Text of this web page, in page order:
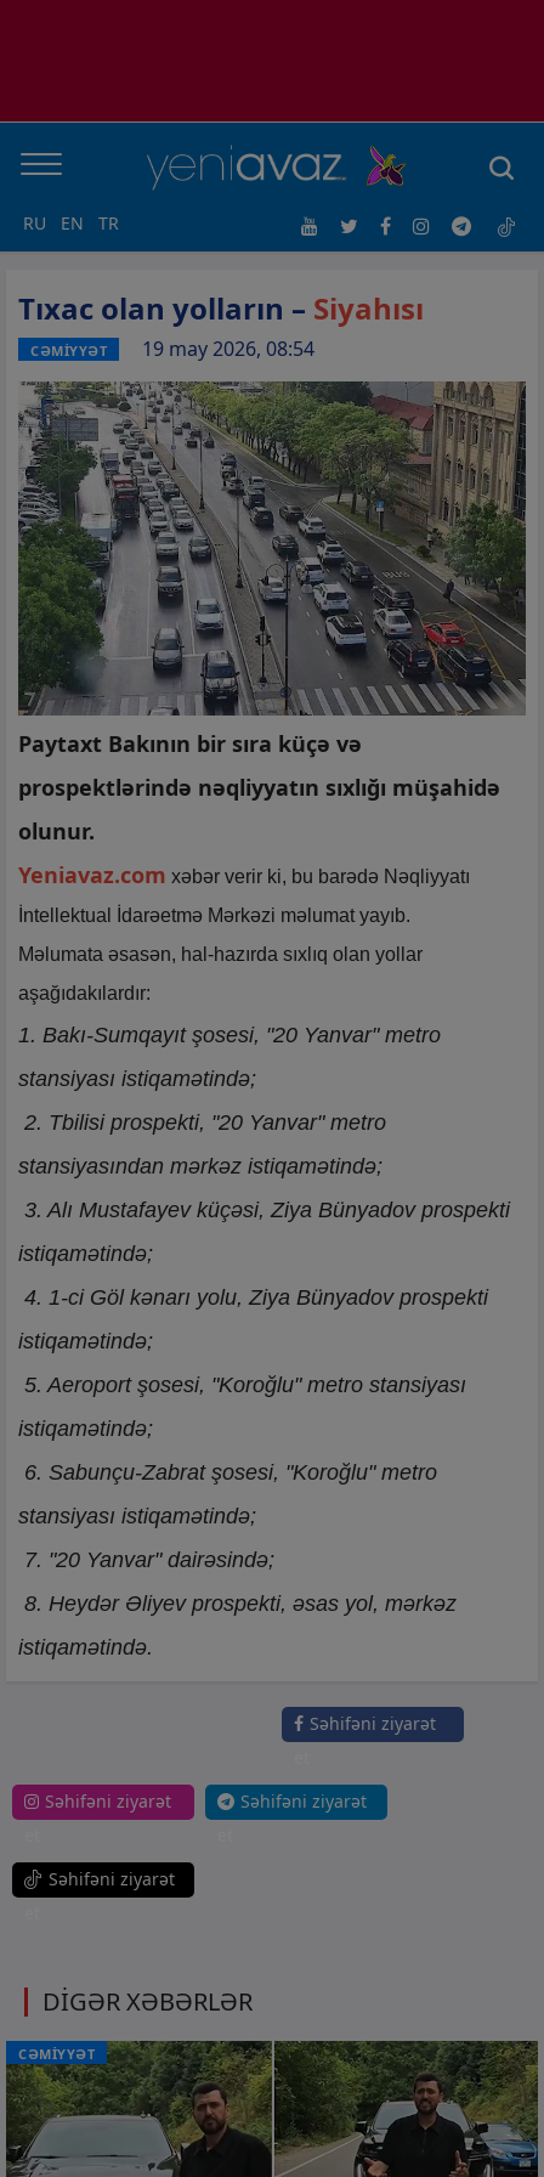
RU EN TR
Tıxac olan yolların – Siyahısı
CƏMİYYƏT 19 may 2026, 08:54
Paytaxt Bakının bir sıra küçə və
prospektlərində nəqliyyatın sıxlığı müşahidə
olunur.
Yeniavaz.com xəbər verir ki, bu barədə Nəqliyyatı
İntellektual İdarəetmə Mərkəzi məlumat yayıb.
Məlumata əsasən, hal-hazırda sıxlıq olan yollar
aşağıdakılardır:
1. Bakı-Sumqayıt şosesi, "20 Yanvar" metro
stansiyası istiqamətində;
2. Tbilisi prospekti, "20 Yanvar" metro
stansiyasından mərkəz istiqamətində;
3. Alı Mustafayev küçəsi, Ziya Bünyadov prospekti
istiqamətində;
4. 1-ci Göl kənarı yolu, Ziya Bünyadov prospekti
istiqamətində;
5. Aeroport şosesi, "Koroğlu" metro stansiyası
istiqamətində;
6. Sabunçu-Zabrat şosesi, "Koroğlu" metro
stansiyası istiqamətində;
7. "20 Yanvar" dairəsində;
8. Heydər Əliyev prospekti, əsas yol, mərkəz
istiqamətində.
Səhifəni ziyarət
Səhifəni ziyarət
Səhifəni ziyarət
Səhifəni ziyarət
DİGƏR XƏBƏRLƏR
CƏMİYYƏT